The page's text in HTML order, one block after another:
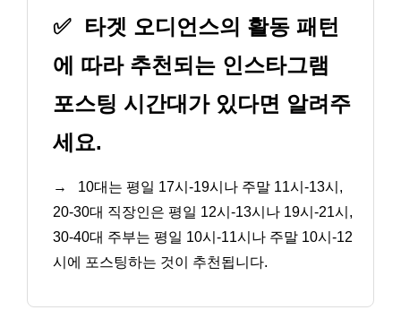
✅
타겟 오디언스의 활동 패턴
에 따라 추천되는 인스타그램
포스팅 시간대가 있다면 알려주
세요.
→
10대는 평일 17시-19시나 주말 11시-13시,
20-30대 직장인은 평일 12시-13시나 19시-21시,
30-40대 주부는 평일 10시-11시나 주말 10시-12
시에 포스팅하는 것이 추천됩니다.